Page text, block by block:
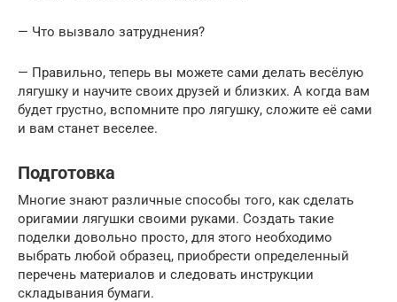
— Что вызвало затруднения?
— Правильно, теперь вы можете сами делать весёлую
лягушку и научите своих друзей и близких. А когда вам
будет грустно, вспомните про лягушку, сложите её сами
и вам станет веселее.
Подготовка
Многие знают различные способы того, как сделать
оригамии лягушки своими руками. Создать такие
поделки довольно просто, для этого необходимо
выбрать любой образец, приобрести определенный
перечень материалов и следовать инструкции
складывания бумаги.